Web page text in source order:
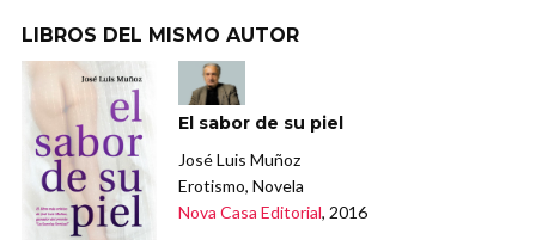
LIBROS DEL MISMO AUTOR
El sabor de su piel
José Luis Muñoz
Erotismo, Novela
Nova Casa Editorial, 2016